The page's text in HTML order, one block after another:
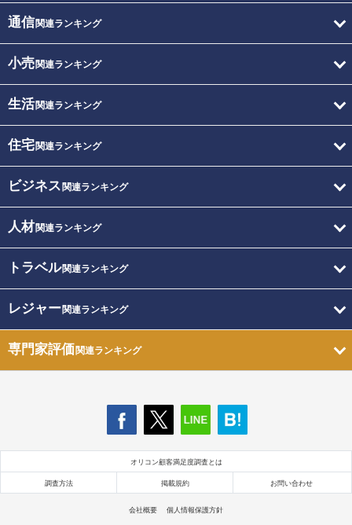
通信関連ランキング
小売関連ランキング
生活関連ランキング
住宅関連ランキング
ビジネス 関連ランキング
人材関連ランキング
トラベル関連ランキング
レジャー関連ランキング
専門家評価関連ランキング
オリコン顧客満足度調査とは
調査方法 掲載規約 お問い合わせ
会社概要 個人情報保護方針